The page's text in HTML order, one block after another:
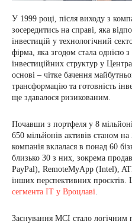
У 1999 році, після виходу з
зосередитись на справі, яка
інвестицій у технологічний
фірма, яка згодом стала однією
інвестиційних структур у
основі – чітке бачення
трансформацію та готовність
ще здавалося ризикованим.
Почавши з портфеля у 8
650 мільйонів активів станом на
компанія вклалася в понад 60
близько 30 з них, зокрема
PayPal), RemoteMyApp (Intel),
інших перспективних проєктів.
сегмента ІТ у Вроцлаві
Заснування MCI стало логічним